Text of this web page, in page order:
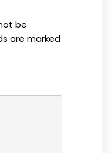
be
are marked